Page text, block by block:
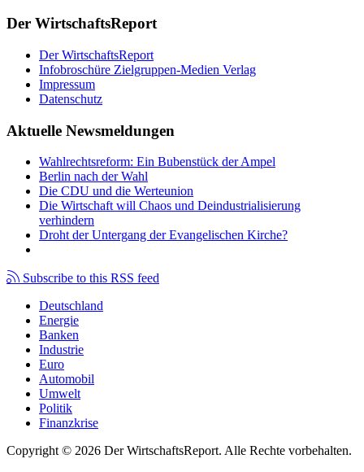
Der WirtschaftsReport
Der WirtschaftsReport
Infobroschüre Zielgruppen-Medien Verlag
Impressum
Datenschutz
Aktuelle Newsmeldungen
Wahlrechtsreform: Ein Bubenstück der Ampel
Berlin nach der Wahl
Die CDU und die Werteunion
Die Wirtschaft will Chaos und Deindustrialisierung
verhindern
Droht der Untergang der Evangelischen Kirche?
Subscribe to this RSS feed
Deutschland
Energie
Banken
Industrie
Euro
Automobil
Umwelt
Politik
Finanzkrise
Copyright © 2026 Der WirtschaftsReport. Alle Rechte vorbehalten.